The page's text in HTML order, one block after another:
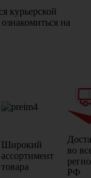
курьерской
на
Широкий
ассортимент
товара
во
РФ